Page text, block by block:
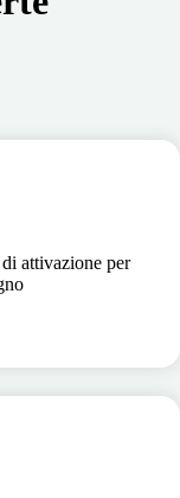
attivazione per